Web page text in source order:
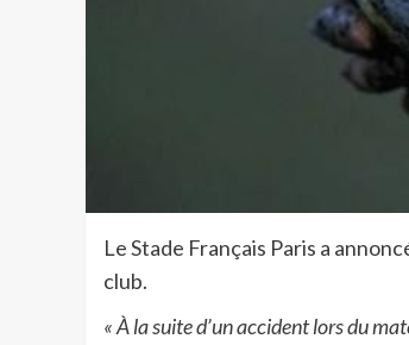
Le Stade Français Paris a
club.
« À la suite d’un accident lors du